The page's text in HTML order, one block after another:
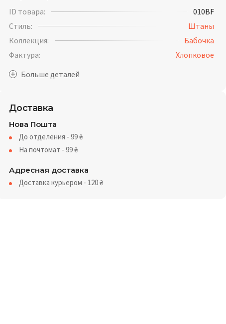
ID товара:
010BF
Стиль:
Штаны
Коллекция:
Бабочка
Фактура:
Хлопковое
Доставка
Нова Пошта
До отделения - 99₴
На почтомат - 99₴
Адресная доставка
Доставка курьером - 120₴